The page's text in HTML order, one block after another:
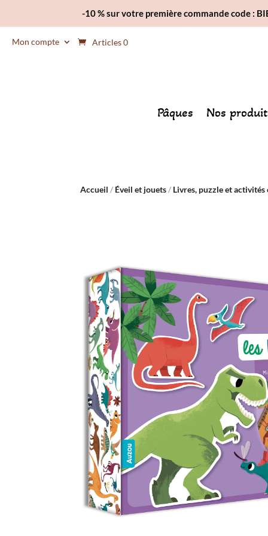
-10 % sur votre première commande code :
Mon compte Articles 0
Pâques Nos
Accueil / Éveil et jouets/ Livres, puzzle et activités